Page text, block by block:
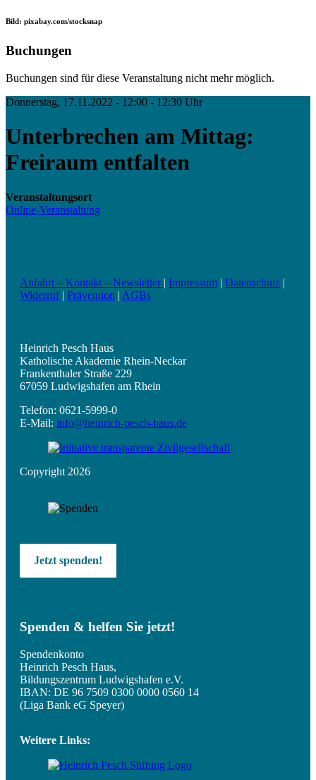
Bild: pixabay.com/stocksnap
Buchungen
Buchungen sind für diese Veranstaltung nicht mehr möglich.
Donnerstag, 17.11.2022 - 12:00 - 12:30 Uhr
Unterbrechen am Mittag:
Freiraum entfalten
Veranstaltungsort
Online-Veranstaltung
Anfahrt – Kontakt – Newsletter | Impressum | Datenschutz |
Widerruf| Prävention | AGBs
Heinrich Pesch Haus
Katholische Akademie Rhein-Neckar
Frankenthaler Straße 229
67059 Ludwigshafen am Rhein
Telefon: 0621-5999-0
E-Mail: info@heinrich-pesch-haus.de
Copyright 2026
Jetzt spenden!
Spenden & helfen Sie jetzt!
Spendenkonto
Heinrich Pesch Haus,
Bildungszentrum Ludwigshafen e.V.
IBAN: DE 96 7509 0300 0000 0560 14
(Liga Bank eG Speyer)
Weitere Links: